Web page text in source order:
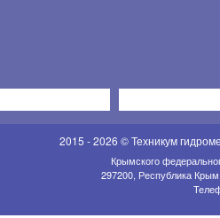
2015 - 2026 © Техникум
Крымского
297200, Республика